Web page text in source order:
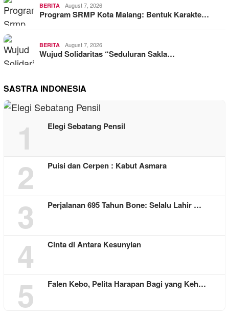
BERITA August 7, 2026
Program SRMP Kota Malang: Bentuk Karakte…
BERITA August 7, 2026
Wujud Solidaritas “Seduluran Sakla…
SASTRA INDONESIA
1 Elegi Sebatang Pensil
2 Puisi dan Cerpen : Kabut Asmara
3 Perjalanan 695 Tahun Bone: Selalu Lahir …
4 Cinta di Antara Kesunyian
5 Falen Kebo, Pelita Harapan Bagi yang Keh…